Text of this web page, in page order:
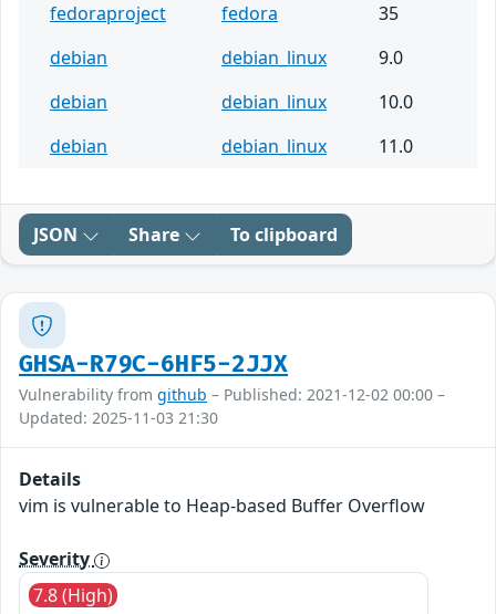
fedoraproject
fedora
35
debian
debian_linux
9.0
debian
debian_linux
10.0
debian
debian_linux 11.0
JSON Share To clipboard
GHSA-R79C-6HF5-2JJX
Vulnerability from github – Published: 2021-12-02 00:00 –
Updated: 2025-11-03 21:30
Details
vim is vulnerable to Heap-based Buffer Overflow
Severity
7.8 (High)